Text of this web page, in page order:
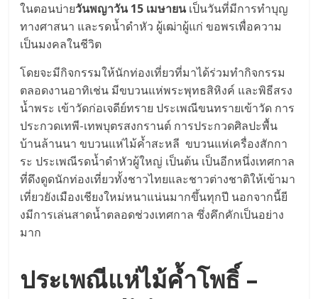
ในตอนบ่ายวันพญาวัน 15 เมษายนเป็นวันที่มีการทำบุญ
ทางศาสนา และรดน้ำดำหัว ผู้เฒ่าผู้แก่ ขอพรเพื่อความ
เป็นมงคลในชีวิต
โดยจะมีกิจกรรมให้นักท่องเที่ยวที่มาได้ร่วมทำกิจกรรม
ตลอดงานอาทิเช่น มีขบวนแห่พระพุทธสิหิงค์ และพิธีสรง
น้ำพระ เข้าวัดก่อเจดีย์ทราย ประเพณีขนทรายเข้าวัด การ
ประกวดเทพี-เทพบุตรสงกรานต์ การประกวดศิลปะพื้น
บ้านล้านนา ขบวนแห่ไม้ค้ำสะหลี ขบวนแห่เครื่องสักกา
ระ ประเพณีรดน้ำดำหัวผู้ใหญ่ เป็นต้น เป็นอีกหนึ่งเทศกาล
ที่ดึงดูดนักท่องเที่ยวทั้งชาวไทยและชาวต่างชาติให้เข้ามา
เที่ยวยังเมืองเชียงใหม่หนาแน่นมากขึ้นทุกปี นอกจากนี้ยี
งมีการเล่นสาดน้ำตลอดช่วงเทศกาล ซึ่งคึกคักเป็นอย่าง
มาก
ประเพณีแห่ไม้ค้ำโพธิ์ –